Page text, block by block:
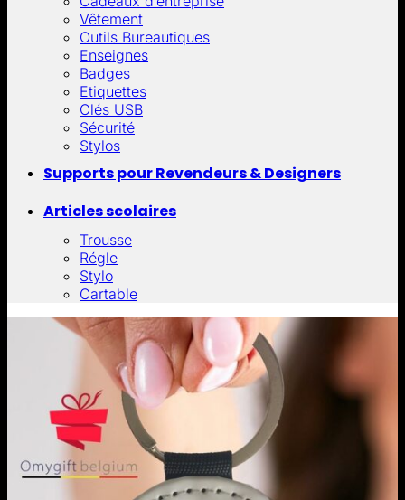
Vêtement
Outils Bureautiques
Enseignes
Badges
Etiquettes
Clés USB
Sécurité
Stylos
Supports pour Revendeurs & Designers
Articles scolaires
Trousse
Régle
Stylo
Cartable